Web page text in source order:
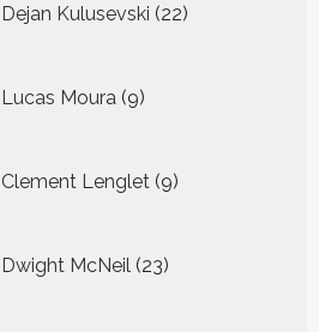
Dejan Kulusevski 22
producten
Lucas Moura 9
producten
Clement Lenglet 9
producten
Dwight McNeil 23
producten